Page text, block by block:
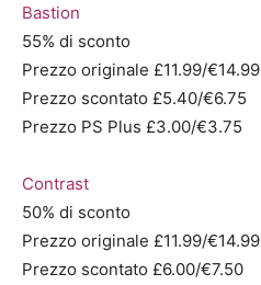
Bastion
55% di sconto
Prezzo originale £11.99/€14.99
Prezzo scontato £5.40/€6.75
Prezzo PS Plus £3.00/€3.75
Contrast
50% di sconto
Prezzo originale £11.99/€14.99
Prezzo scontato £6.00/€7.50